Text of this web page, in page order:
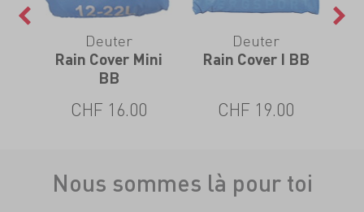
Deuter
Rain Cover Mini
BB
CHF 16.00
Deuter
Rain Cover I BB
CHF 19.00
Nous sommes là pour toi